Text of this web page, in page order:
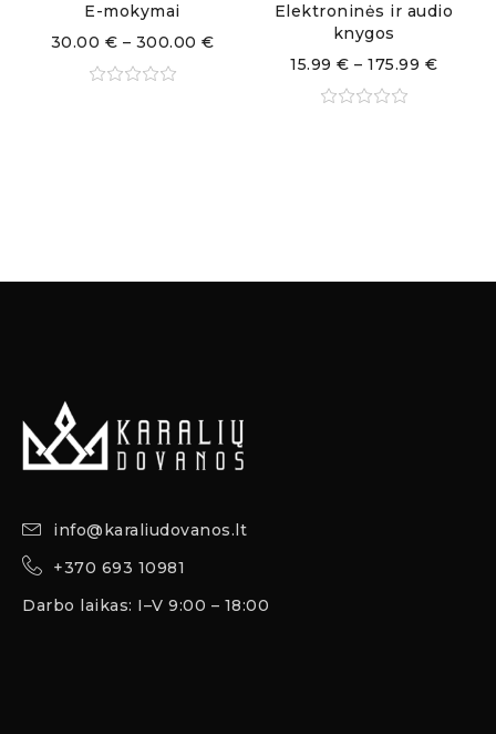
E-mokymai
30.00 € – 300.00 €
Elektroninės ir audio
knygos
15.99 € – 175.99 €
info@karaliudovanos.lt
+370 693 10981
Darbo laikas: I–V 9:00 – 18:00